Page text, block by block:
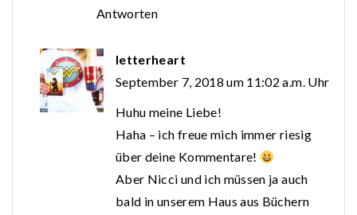
Antworten
letterheart
September 7, 2018 um 11:02 a.m. Uhr
Huhu meine Liebe!
Haha – ich freue mich immer riesig
über deine Kommentare!
Aber Nicci und ich müssen ja auch
bald in unserem Haus aus Büchern